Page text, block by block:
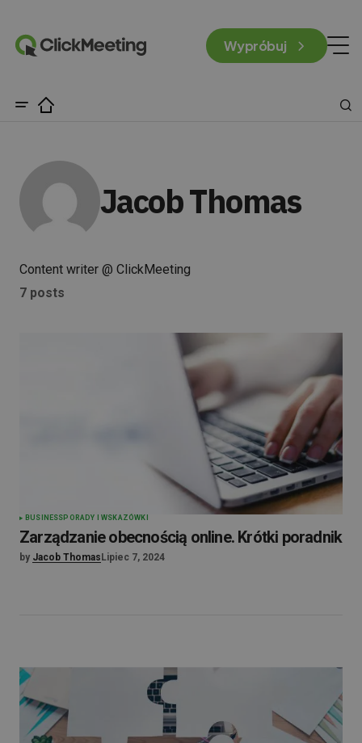
Wypróbuj
Jacob Thomas
Content writer @ ClickMeeting
7 posts
BUSINESS PORADY I WSKAZÓWKI
Zarządzanie obecnością online. Krótki poradnik
by Jacob Thomas Lipiec 7, 2024